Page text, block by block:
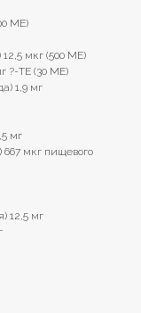
МЕ)
мкг (500 МЕ)
?-ТЕ (30 МЕ)
1,9 мг
мг
667 мкг пищевого
12,5 мг